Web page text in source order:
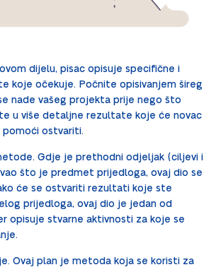
dijelu, pisac opisuje specifične i
koje očekuje. Počnite opisivanjem šireg
nade vašeg projekta prije nego što
u više detaljne rezultate koje će novac
pomoći ostvariti.
Gdje je prethodni odjeljak (ciljevi i
što je predmet prijedloga, ovaj dio se
će se ostvariti rezultati koje ste
prijedloga, ovaj dio je jedan od
opisuje stvarne aktivnosti za koje se
Ovaj plan je metoda koja se koristi za